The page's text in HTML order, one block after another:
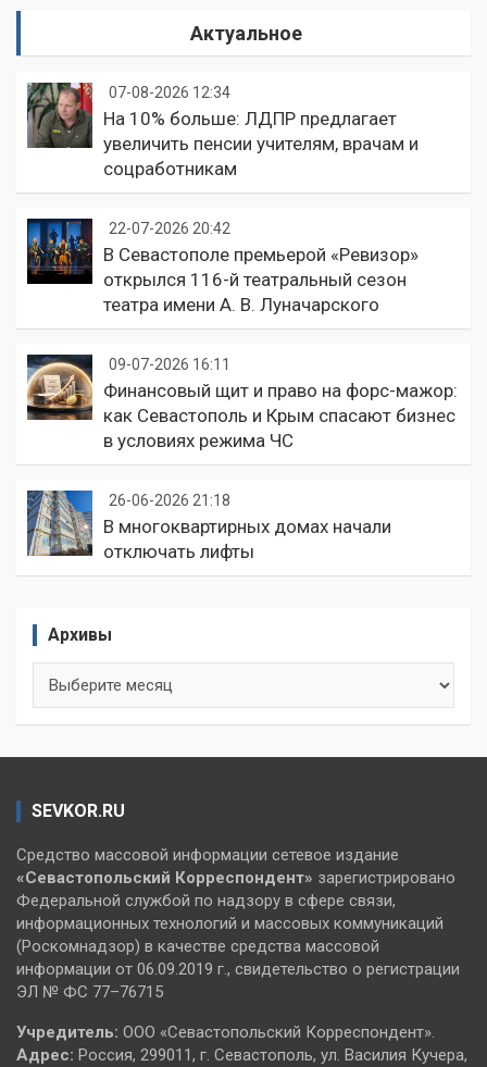
Актуальное
07-08-2026 12:34
На 10% больше: ЛДПР предлагает
увеличить пенсии учителям, врачам и
соцработникам
22-07-2026 20:42
В Севастополе премьерой «Ревизор»
открылся 116-й театральный сезон
театра имени А. В. Луначарского
09-07-2026 16:11
Финансовый щит и право на форс-мажор:
как Севастополь и Крым спасают бизнес
в условиях режима ЧС
26-06-2026 21:18
В многоквартирных домах начали
отключать лифты
Архивы
SEVKOR.RU
Средство массовой информации сетевое издание
«Севастопольский Корреспондент» зарегистрировано
Федеральной службой по надзору в сфере связи,
информационных технологий и массовых коммуникаций
(Роскомнадзор) в качестве средства массовой
информации от 06.09.2019 г., свидетельство о регистрации
ЭЛ № ФС 77–76715
Учредитель: ООО «Севастопольский Корреспондент».
Адрес: Россия, 299011, г. Севастополь, ул. Василия Кучера,